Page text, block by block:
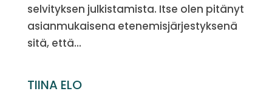
selvityksen julkistamista. Itse olen pitänyt
asianmukaisena etenemisjärjestyksenä
sitä, että...
TIINA ELO